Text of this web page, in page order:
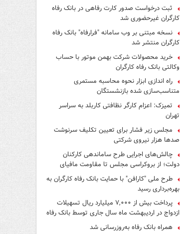
ثبت درخواست صدور کارت رفاهی در بانک رفاه
کارگران غیرحضوری شد
نسخه مبتنی بر وب سامانه "فرارفاه" بانک رفاه
کارگران منتشر شد
خرید محصولات شرکت بهمن موتور با حساب
وکالتی بانک رفاه کارگران
راه اندازی ابزار نحوه محاسبه مستمری
متناسب‌سازی شده بازنشستگان
تمیزک: اعزام کارگر نظافتی کاربلد به سراسر
تهران
مجلس زیر فشار برای تعیین تکلیف سرنوشت
صدها هزار نیروی شرکتی
چالش‌های اجرایی طرح ساماندهی کارکنان
دولت؛ از بروکراسی مجلس تا مقاومت مافیای
واسطه‌گری
طرح ملی "کارافن" با حمایت بانک رفاه کارگران به
بهره‌برداری رسید
پرداخت بیش از ۷,۰۰۰ میلیارد ریال تسهیلات
ازدواج در اردیبهشت ماه سال جاری توسط بانک رفاه
کارگران
همراه بانک رفاه به‌روزرسانی شد